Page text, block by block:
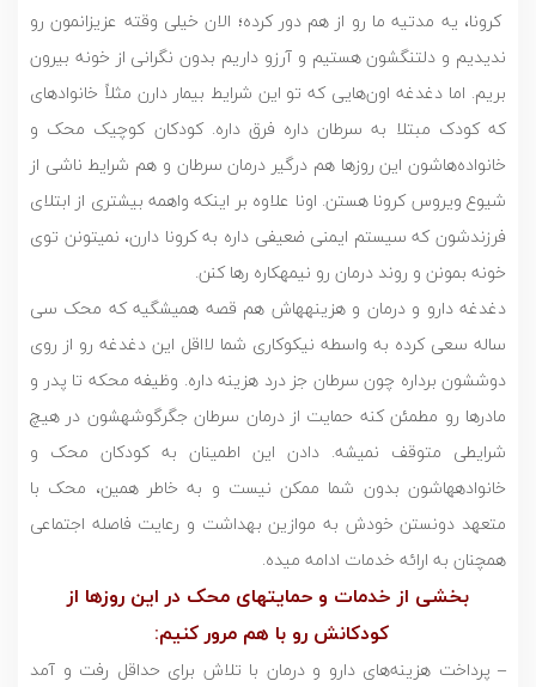
کرونا، یه مدتیه ما رو از هم دور کرده؛ الان خیلی وقته عزیزانمون رو
ندیدیم و دلتنگشون هستیم و آرزو داریم بدون نگرانی از خونه بیرون
بریم. اما دغدغه اون‌هایی که تو این شرایط بیمار دارن مثلاً خانوادهای
که کودک مبتلا به سرطان داره فرق داره. کودکان کوچیک محک و
خانواده‌هاشون این روزها هم درگیر درمان سرطان و هم شرایط ناشی از
شیوع ویروس کرونا هستن. اونا علاوه بر اینکه واهمه بیشتری از ابتلای
فرزندشون که سیستم ایمنی ضعیفی داره به کرونا دارن، نمیتونن توی
خونه بمونن و روند درمان رو نیمهکاره رها کنن.
دغدغه دارو و درمان و هزینههاش هم قصه همیشگیه که محک سی
ساله سعی کرده به واسطه نیکوکاری شما لااقل این دغدغه رو از روی
دوششون برداره چون سرطان جز درد هزينه داره. وظیفه محکه تا پدر و
مادرها رو مطمئن کنه حمایت از درمان سرطان جگرگوشهشون در هیچ
شرایطی متوقف نمیشه. دادن این اطمینان به کودکان محک و
خانوادههاشون بدون شما ممکن نیست و به خاطر همین، محک با
متعهد دونستن خودش به موازین بهداشت و رعایت فاصله اجتماعی
همچنان به ارائه خدمات ادامه میده.
بخشی از خدمات و حمایتهای محک در این روزها از
کودکانش رو با هم مرور کنیم:
– پرداخت هزينه‌هاى دارو و درمان با تلاش برای حداقل رفت و آمد